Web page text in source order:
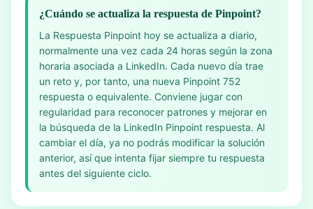
¿Cuándo se actualiza la respuesta de Pinpoint?
La Respuesta Pinpoint hoy se actualiza a diario,
normalmente una vez cada 24 horas según la zona
horaria asociada a LinkedIn. Cada nuevo día trae
un reto y, por tanto, una nueva Pinpoint 752
respuesta o equivalente. Conviene jugar con
regularidad para reconocer patrones y mejorar en
la búsqueda de la LinkedIn Pinpoint respuesta. Al
cambiar el día, ya no podrás modificar la solución
anterior, así que intenta fijar siempre tu respuesta
antes del siguiente ciclo.